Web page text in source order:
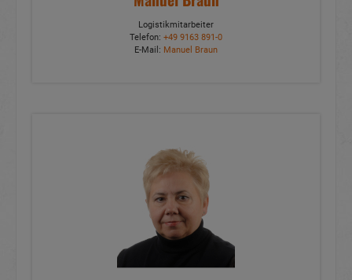
Logistikmitarbeiter
Telefon: +49 9163 891-0
E-Mail: Manuel Braun